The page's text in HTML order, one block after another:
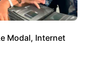
Modal, Internet